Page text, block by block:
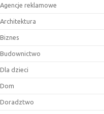
Agencje reklamowe
Architektura
Biznes
Budownictwo
Dla dzieci
Dom
Doradztwo